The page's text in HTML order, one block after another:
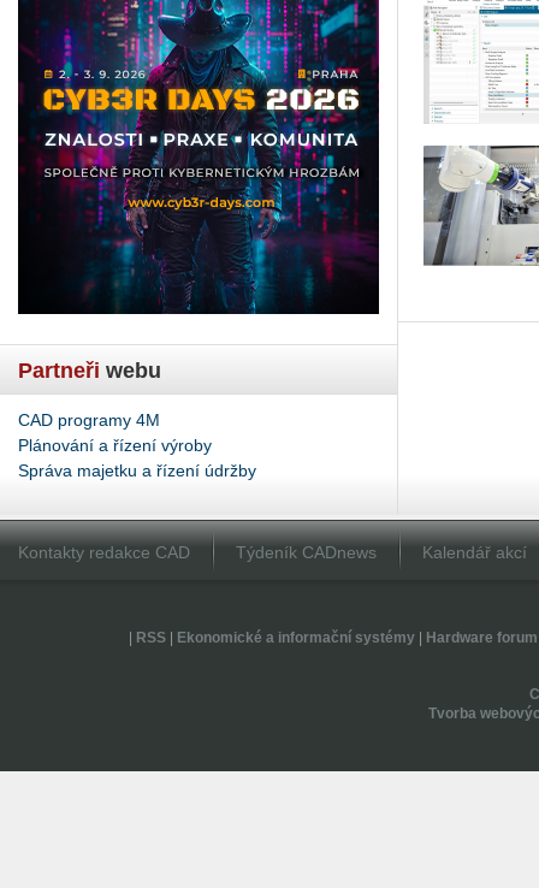
Partneři webu
CAD programy 4M
Plánování a řízení výroby
Správa majetku a řízení údržby
Kontakty redakce CAD Týdeník CADnews Kalendář akcí
RSS| Ekonomické a informační systémy| Hardware forum
Tvorba